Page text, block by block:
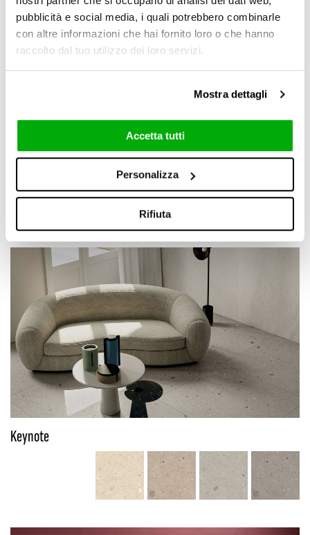
pubblicità e social media, i quali potrebbero combinarle
con altre informazioni che hai fornito loro o che hanno
raccolto dal tuo utilizzo dei loro servizi.
Mostra dettagli
Accetta tutti
Personalizza
Rifiuta
Background
Keynote